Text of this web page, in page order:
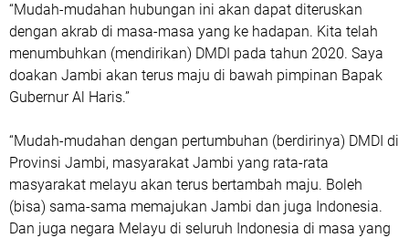
“Mudah-mudahan hubungan ini akan dapat diteruskan
dengan akrab di masa-masa yang ke hadapan. Kita telah
menumbuhkan (mendirikan) DMDI pada tahun 2020. Saya
doakan Jambi akan terus maju di bawah pimpinan Bapak
Gubernur Al Haris.”
“Mudah-mudahan dengan pertumbuhan (berdirinya) DMDI di
Provinsi Jambi, masyarakat Jambi yang rata-rata
masyarakat melayu akan terus bertambah maju. Boleh
(bisa) sama-sama memajukan Jambi dan juga Indonesia.
Dan juga negara Melayu di seluruh Indonesia di masa yang